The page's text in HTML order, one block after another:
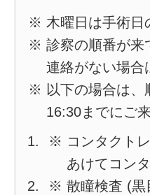
※ 木曜日は手術日
※ 診察の順番が来
連絡がない場合
※ 以下の場合は、
16:30までにご
※ コンタクト
あけてコン
※ 散瞳検査 (黒